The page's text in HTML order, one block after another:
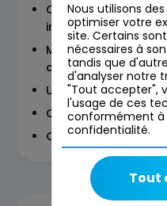
Construire un plan
impactante
Maîtriser les
contenue percutant
Utiliser l’image
Comment trouver la
Comment figurer
Nous utilisons
optimiser votre
site. Certains
nécessaires à
tandis que
d'analyser notre
"Tout accepter",
l'usage de ces
conformément à
confidentialité.
Tout